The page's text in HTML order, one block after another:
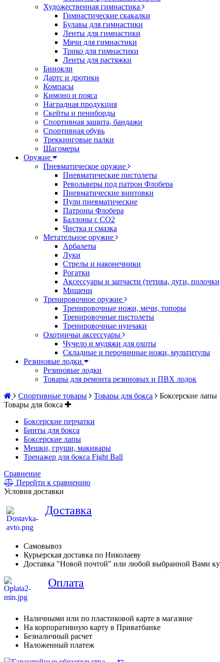
Художественная гимнастика
Гимнастические скакалки
Булавы для гимнастики
Ленты для гимнастики
Мячи для гимнастики
Трико для гимнастики
Ленты для растяжки
Бинокли
Дартс и дротики
Компасы
Кимоно и пояса
Наградная продукция
Скейты и пениборды
Спортивная защита, бандажи
Спортивная обувь
Треккинговые палки
Шагомеры
Оружие
Пневматическое оружие
Пневматические пистолеты
Револьверы под патрон Флобера
Пневматические винтовки
Пули пневматические
Патроны Флобера
Баллоны с CO2
Чистка и смазка
Метательное оружие
Арбалеты
Луки
Стрелы и наконечники
Рогатки
Аксессуары и запчасти (тетива, дуги,
Мишени
Тренировочное оружие
Тренировочные ножи, мечи, топоры
Тренировочные пистолеты
Тренировочные нунчаки
Охотничьи аксессуары
Чучело и муляжи для охоты
Складные и перочинные ножи, мультитулы
Резиновые лодки
Резиновые лодки
Товары для ремонта резиновых и ПВХ лодок
Спортивные товары
Товары для бокса
Боксерские лапы
Товары для бокса
Боксерские перчатки
Бинты для бокса
Боксерские лапы
Мешки, груши, макивары
Тренажер для бокса Fight Ball
Сравнение
Перейти к сравнению
Условия доставки
Доставка
Самовывоз
Курьерская доставка по Николаеву
Доставка "Новой почтой" или любой выбранной Вами
Оплата
Наличными или по пластиковой карте в магазине
На корпоративную карту в Приватбанке
Безналичный расчет
Наложенный платеж